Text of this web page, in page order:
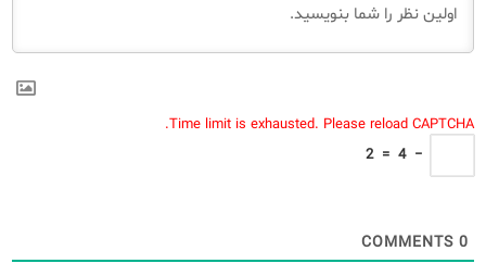
Time limit is exhausted. Please reload CAPTCHA.
−
4
=
2
0